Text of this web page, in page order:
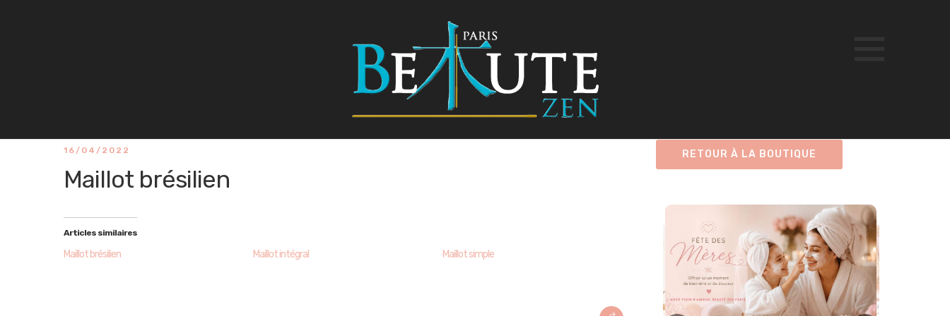
16/04/2022
Maillot brésilien
Articles similaires
Maillot brésilien Maillot intégral Maillot simple
RETOUR À LA BOUTIQUE